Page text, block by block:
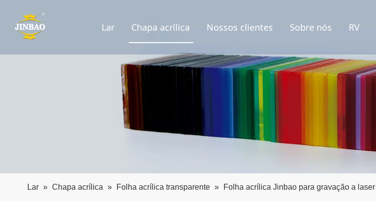
Lar Chapa acrílica Nossos clientes Sobre nós RV
Lar » Chapa acrílica » Folha acrílica transparente » Folha acrílica Jinbao para gravação a laser